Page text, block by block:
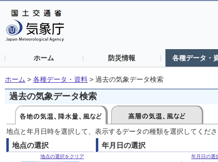
ホーム 防災情報 各種データ・
ホーム > 各種データ・資料 > 過去の気象データ検索
過去の気象データ検索
地点と年月日時を選択して、表示するデータの種類を選択してくだ
地点の選択
地点の選択をクリア
年月日の選択
年月日の選